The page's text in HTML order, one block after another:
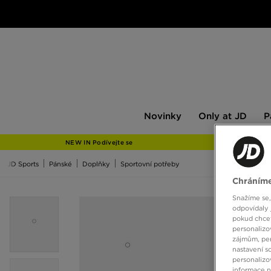
Novinky
JD
Only at JD
NEW IN Podívejte se
JD Sports Pánské Doplňky Sportovní potřeby
Snažíme
odpovídaly
pokud
zájmům,
nastavení